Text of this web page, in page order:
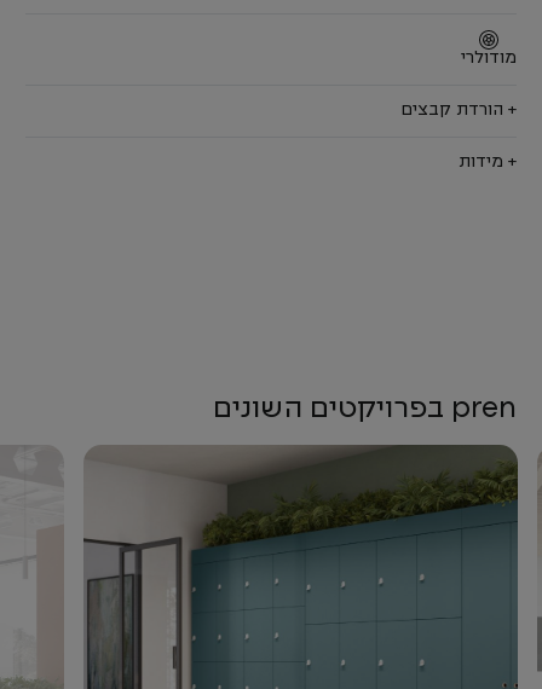
מודולרי
+ הורדת קבצים
+ מידות
pren בפרויקטים השונים